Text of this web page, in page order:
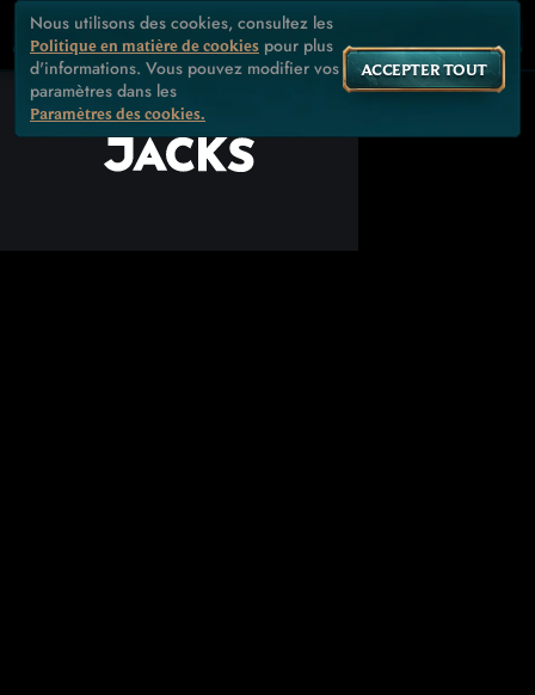
Nous utilisons des cookies, consultez les
Politique en matière de cookies pour plus
d'informations. Vous pouvez modifier vos
paramètres dans les
Paramètres des cookies.
ACCEPTER TOUT